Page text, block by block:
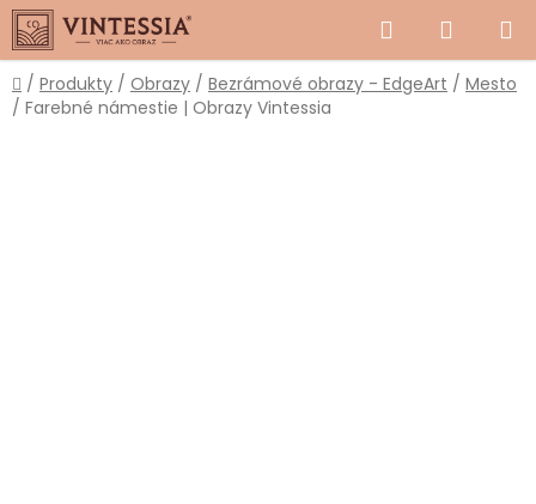
Prejsť
na
obsah
Hľadať
KOŠÍK
Domov
/ Produkty / Obrazy / Bezrámové obrazy - EdgeArt / Mesto
/ Farebné námestie | Obrazy Vintessia